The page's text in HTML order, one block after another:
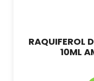
RAQUIFEROL
10ML